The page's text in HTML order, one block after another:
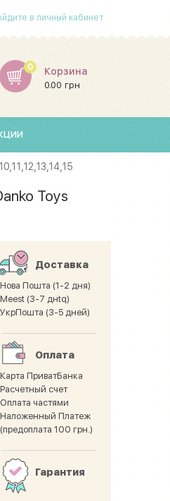
в личный кабинет
0 Корзина
0.00 грн
Toys
Доставка
Нова Пошта (1-2 дня)
Meest (3-7 днtq)
УкрПошта (3-5 дней)
Оплата
Карта ПриватБанка
Расчетный счет
Оплата частями
Наложенный Платеж
(предоплата 100 грн.)
Гарантия